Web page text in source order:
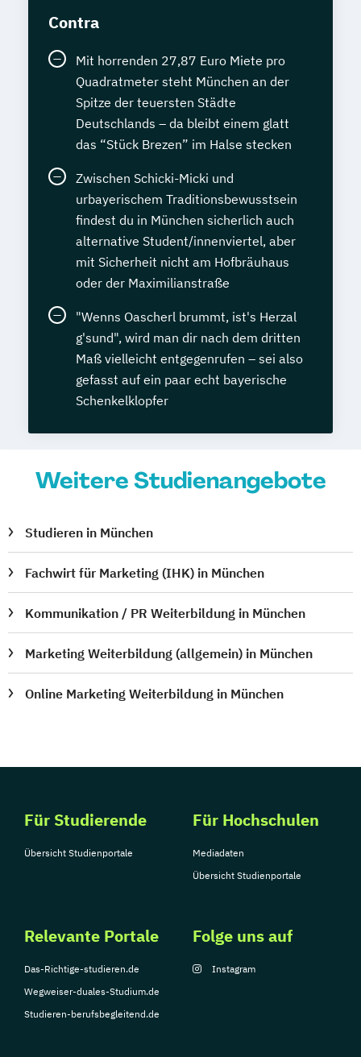
Contra
Mit horrenden 27,87 Euro Miete pro
Quadratmeter steht München an der
Spitze der teuersten Städte
Deutschlands – da bleibt einem glatt
das “Stück Brezen” im Halse stecken
Zwischen Schicki-Micki und
urbayerischem Traditionsbewusstsein
findest du in München sicherlich auch
alternative Student/innenviertel, aber
mit Sicherheit nicht am Hofbräuhaus
oder der Maximilianstraße
"Wenns Oascherl brummt, ist's Herzal
g'sund", wird man dir nach dem dritten
Maß vielleicht entgegenrufen – sei also
gefasst auf ein paar echt bayerische
Schenkelklopfer
Weitere Studienangebote
Studieren in München
Fachwirt für Marketing (IHK) in München
Kommunikation / PR Weiterbildung in München
Marketing Weiterbildung (allgemein) in München
Online Marketing Weiterbildung in München
Für Studierende
Übersicht Studienportale
Für Hochschulen
Mediadaten
Übersicht Studienportale
Relevante Portale
Das-Richtige-studieren.de
Wegweiser-duales-Studium.de
Studieren-berufsbegleitend.de
Folge uns auf
Instagram